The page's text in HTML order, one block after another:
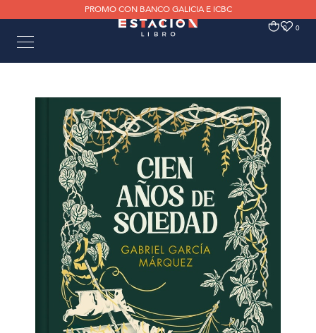
PROMO CON BANCO GALICIA E ICBC
0 0